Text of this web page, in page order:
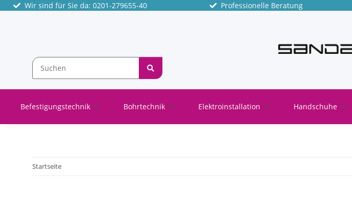
Wir sind für Sie da: 0201-279655-40 Professionelle Beratung
Befestigungstechnik Bohrtechnik Elektroinstallation Handschuhe
Startseite